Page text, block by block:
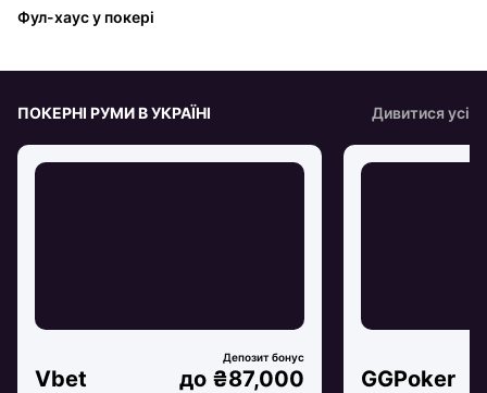
Фул-хаус у покері
ПОКЕРНІ РУМИ В УКРАЇНІ Дивитися усі
Vbet до ₴87,000 GGPoker